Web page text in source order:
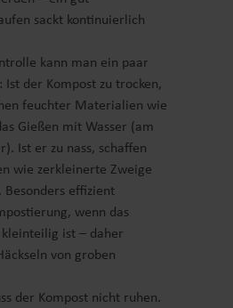
sackt kontinuierlich
kann man ein paar
Ist der Kompost zu trocken,
feuchter Materialien wie
Gießen mit Wasser (am
Ist er zu nass, schaffen
wie zerkleinerte Zweige
Besonders effizient
wenn das
ist – daher
von groben
der Kompost nicht ruhen.